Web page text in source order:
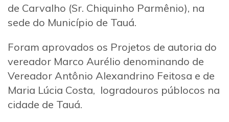
de Carvalho (Sr. Chiquinho Parmênio), na
sede do Município de Tauá.
Foram aprovados os Projetos de autoria do
vereador Marco Aurélio denominando de
Vereador Antônio Alexandrino Feitosa e de
Maria Lúcia Costa, logradouros públocos na
cidade de Tauá.